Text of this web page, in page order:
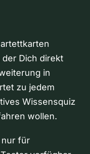
Dich direkt
in
zu jedem
Wissensquiz
wollen.
nur für